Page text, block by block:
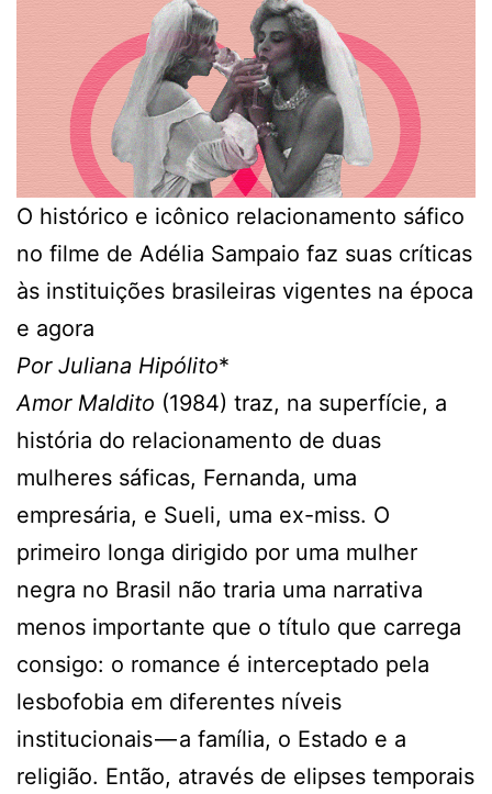
O histórico e icônico relacionamento sáfico
no filme de Adélia Sampaio faz suas críticas
às instituições brasileiras vigentes na época
e agora
Por Juliana Hipólito*
Amor Maldito (1984) traz, na superfície, a
história do relacionamento de duas
mulheres sáficas, Fernanda, uma
empresária, e Sueli, uma ex-miss. O
primeiro longa dirigido por uma mulher
negra no Brasil não traria uma narrativa
menos importante que o título que carrega
consigo: o romance é interceptado pela
lesbofobia em diferentes níveis
institucionais — a família, o Estado e a
religião. Então, através de elipses temporais